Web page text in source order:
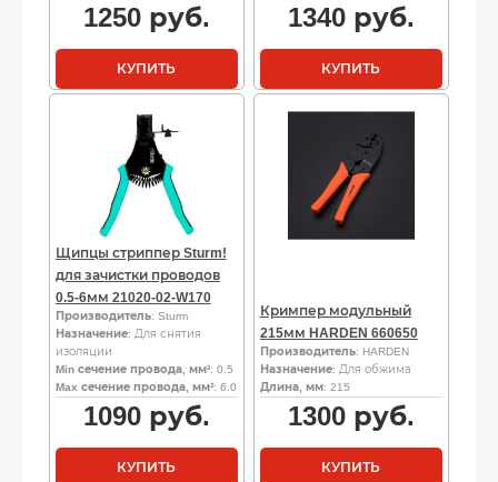
1250руб.
КУПИТЬ
1340руб.
КУПИТЬ
Щипцы стриппер Sturm!
для зачистки проводов
0.5-6мм 21020-02-W170
Производитель: Sturm
Назначение: Для снятия
изоляции
Min сечение провода, мм²: 0.5
Max сечение провода, мм²: 6.0
1090руб.
КУПИТЬ
Кримпер модульный
215мм HARDEN 660650
Производитель: HARDEN
Назначение: Для обжима
Длина, мм: 215
1300руб.
КУПИТЬ